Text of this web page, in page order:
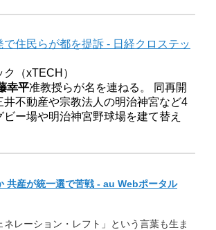
住民らが都を提訴 - 日経クロステッ
（xTECH）
幸平准教授らが名を連ねる。 同再開
井不動産や宗教法人の明治神宮など4
ー場や明治神宮野球場を建て替え
共産が統一選で苦戦 - au Webポータル
ネレーション・レフト」
という言葉も生ま